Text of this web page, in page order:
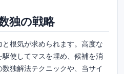
独の戦略
根気が求められます。高度な
使してマスを埋め、候補を消
独解法テクニックや、当サイ